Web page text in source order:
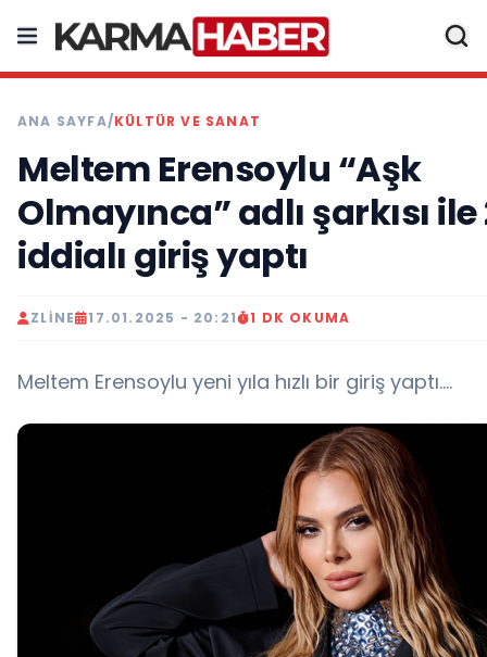
ANA SAYFA/KÜLTÜR VE SANAT
Meltem Erensoylu “Aşk
Olmayınca” adlı şarkısı ile
iddialı giriş yaptı
ZLINE 17.01.2025 - 20:21 1 DK OKUMA
Meltem Erensoylu yeni yıla hızlı bir giriş yaptı....